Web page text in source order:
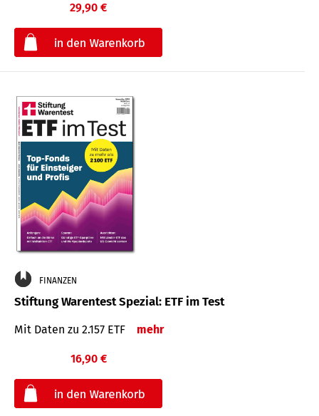
29,90 €
FINANZEN
Stiftung Warentest Spezial: ETF im Test
Mit Daten zu 2.157 ETF mehr
16,90 €